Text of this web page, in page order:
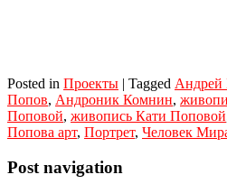
Posted in Проекты | Tagged Андрей
Попов, Андроник Комнин,
Поповой, живопись Кати Поповой
Попова арт, Портрет, Человек
Post navigation